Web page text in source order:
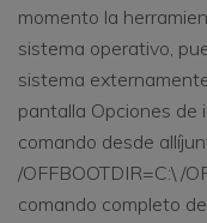
momento la
sistema operativo,
sistema
pantalla Opciones de
comando desde
/OFFBOOTDIR=C:\ /
comando completo